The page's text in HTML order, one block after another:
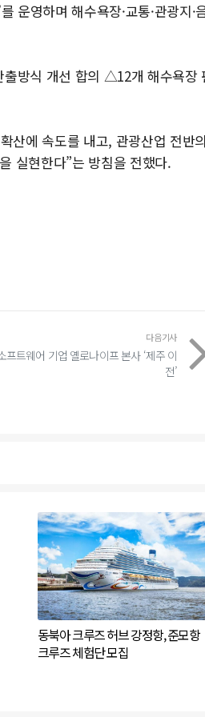
운영하며 해수욕장·교통·관광지·
방식 개선 합의 △12개 해수욕장
산에 속도를 내고, 관광산업 전반의
실현한다”는 방침을 전했다.
다음기사
프트웨어 기업 옐로나이프 본사 ‘제주 이
전’
동북아 크루즈 허브 강정항, 준모항
크루즈 체험단 모집